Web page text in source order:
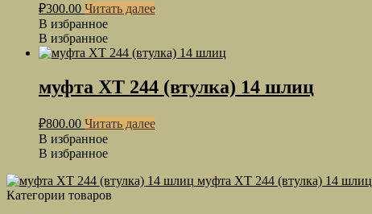
₽300.00 Читать далее
В избранное
В избранное
муфта ХТ 244 (втулка) 14 шлиц
₽800.00 Читать далее
В избранное
В избранное
муфта ХТ 244 (втулка) 14 шлиц
Категории товаров